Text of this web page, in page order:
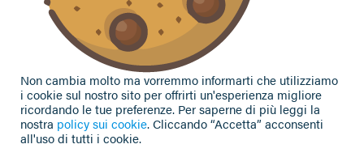
Privacy Policy|Cookie Policy
Non cambia molto ma vorremmo informarti che utilizziamo
i cookie sul nostro sito per offrirti un'esperienza migliore
ricordando le tue preferenze. Per saperne di più leggi la
nostra policy sui cookie. Cliccando “Accetta” acconsenti
all'uso di tutti i cookie.